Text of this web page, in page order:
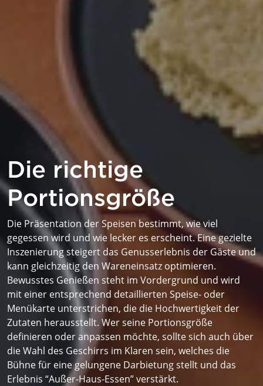
Die richtige
Portionsgröße
Die Präsentation der Speisen bestimmt, wie viel
gegessen wird und wie lecker es erscheint. Eine gezielte
Inszenierung steigert das Genusserlebnis der Gäste und
kann gleichzeitig den Wareneinsatz optimieren.
Bewusstes Genießen steht im Vordergrund und wird
mit einer entsprechend detaillierten Speise- oder
Menükarte unterstrichen, die die Hochwertigkeit der
Zutaten herausstellt. Wer seine Portionsgröße
definieren oder anpassen möchte, sollte sich auch über
die Wahl des Geschirrs im Klaren sein, welches die
Bühne für eine gelungene Darbietung stellt und das
Erlebnis “Außer-Haus-Essen” verstärkt.